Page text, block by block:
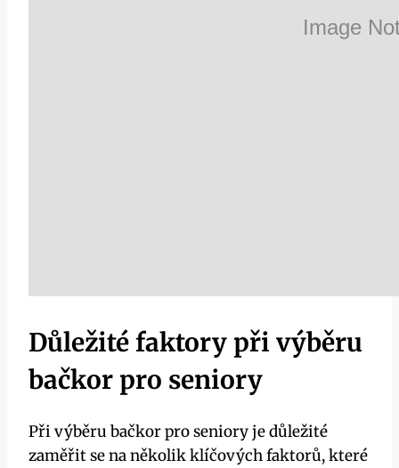
Důležité faktory při výběru
bačkor pro seniory
Při výběru bačkor pro seniory je důležité
zaměřit se na několik klíčových faktorů, které